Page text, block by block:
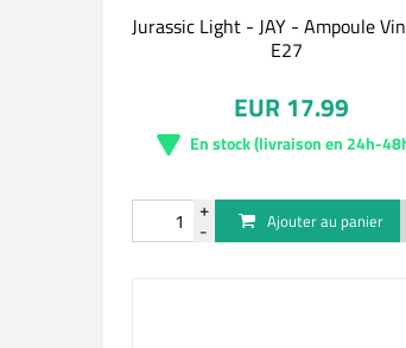
Jurassic Light - JAY - Ampoule
E27
EUR 17.99
En stock (livraison en 24h-
Ajouter au panier